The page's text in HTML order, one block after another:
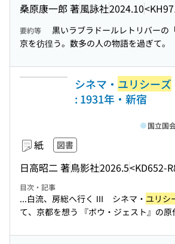
桑原康一郎 著風詠社2024.10
要約等 黒いラブラドールレトリバーの
京を彷徨う。数多の人の物語を過ぎて。
シネマ・ ユリシーズ
: 1931年・新宿
紙 図書
日高昭二 著鳥影社2026.5<KD652-
国立国
目次・記事
...白流、房総へ行く Ⅲ シネマ・ ユリシ
て、京都を想う 『ボウ・ジェスト』の